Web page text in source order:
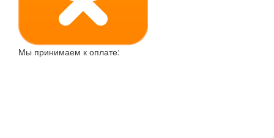
Мы принимаем к оплате: